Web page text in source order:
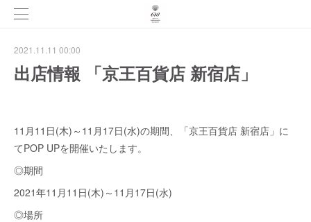
2021.11.11 00:00
出店情報 「京王百貨店 新宿店」
11月11日(木)～11月17日(水)の期間、「京王百貨店 新宿店」に
てPOP UPを開催いたします。
◎期間
2021年11月11日(木)～11月17日(水)
◎場所